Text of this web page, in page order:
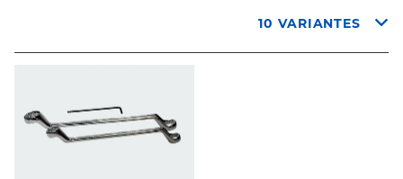
10 VARIANTES